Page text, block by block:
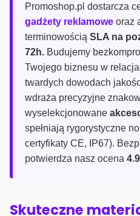
Promoshop.pl dostarcza
gadżety reklamowe oraz
terminowością SLA na
72h. Budujemy
Twojego biznesu w
twardych dowodach
wdraża precyzyjne
wyselekcjonowane
spełniają rygorystyczne
certyfikaty CE, IP67).
potwierdza nasz ocena
Skuteczne